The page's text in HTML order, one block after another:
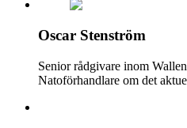
Oscar Stenström
Senior rådgivare inom
Natoförhandlare om det